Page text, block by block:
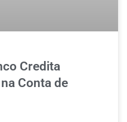
Credita
Conta de